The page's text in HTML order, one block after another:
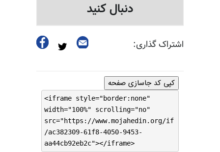
دنبال کنید
اشتراک گذاری:
کپی کد جاسازی صفحه
<iframe style="border:none"
width="100%" scrolling="no"
src="https://www.mojahedin.org/if
/ac382309-61f8-4050-9453-
aa44cb92eb2c"></iframe>